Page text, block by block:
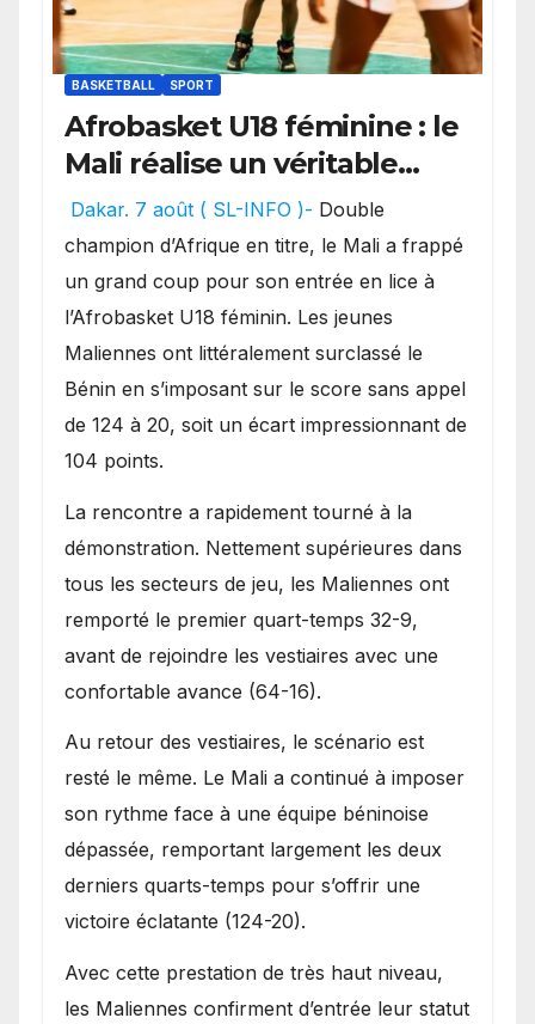
BASKETBALL SPORT
Afrobasket U18 féminine : le
Mali réalise un véritable
festival offensif et inflige
une lourde défaite au
Bénin.
Dakar. 7 août ( SL-INFO )- Double
champion d’Afrique en titre, le Mali a frappé
un grand coup pour son entrée en lice à
l’Afrobasket U18 féminin. Les jeunes
Maliennes ont littéralement surclassé le
Bénin en s’imposant sur le score sans appel
de 124 à 20, soit un écart impressionnant de
104 points.
La rencontre a rapidement tourné à la
démonstration. Nettement supérieures dans
tous les secteurs de jeu, les Maliennes ont
remporté le premier quart-temps 32-9,
avant de rejoindre les vestiaires avec une
confortable avance (64-16).
Au retour des vestiaires, le scénario est
resté le même. Le Mali a continué à imposer
son rythme face à une équipe béninoise
dépassée, remportant largement les deux
derniers quarts-temps pour s’offrir une
victoire éclatante (124-20).
Avec cette prestation de très haut niveau,
les Maliennes confirment d’entrée leur statut